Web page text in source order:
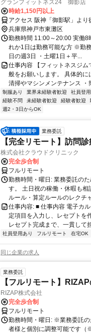
グランフィットネス24 御影店
時給1,150円以上
アクセス 阪神「御影駅」より
兵庫県神戸市東灘区
勤務時間 11:00～20:00 実働
れか1日は勤務可能な方 ※勤
日の週3日 ・土曜1日＋平...
仕事内容 【フィットネスジ
般をお願いします。 具体的
清掃やマシンメンテナンス ・
制服あり 業界未経験者歓迎 社員登
経験不問
未経験者歓迎 経験者歓迎
週2・3日からOK
業務委託
【完全リモート】訪問
株式会社クラウドクリニック
完全歩合制
フルリモート
勤務時間・曜日: 業務委託の
す。 土日祝の稼働・休暇も
ルール・算定ルールのレクチ
仕事内容: ■ 仕事内容 電子カ
定項目を入力し、レセプトを
レセプト完成まで、一貫して
社員登用あり フルリモート 在宅OK
同じ企業の求人
業務委託
【フルリモート】
RIZAP株式会社
完全歩合制
フルリモート
勤務時間・曜日: ※業務委託
者様と個別に調整可能です（